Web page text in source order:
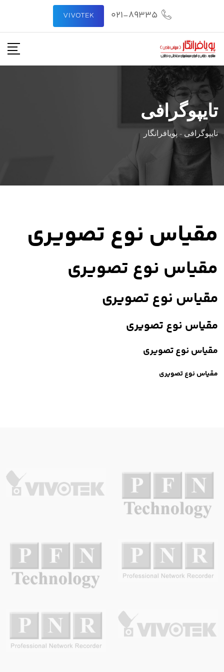
محتوا
021-89335
VIVOTEK
تایپوگرافی
تایپوگرافی - پویافرانگار
مقیاس نوع تصویری
مقیاس نوع تصویری
مقیاس نوع تصویری
مقیاس نوع تصویری
مقیاس نوع تصویری
مقیاس نوع تصویری